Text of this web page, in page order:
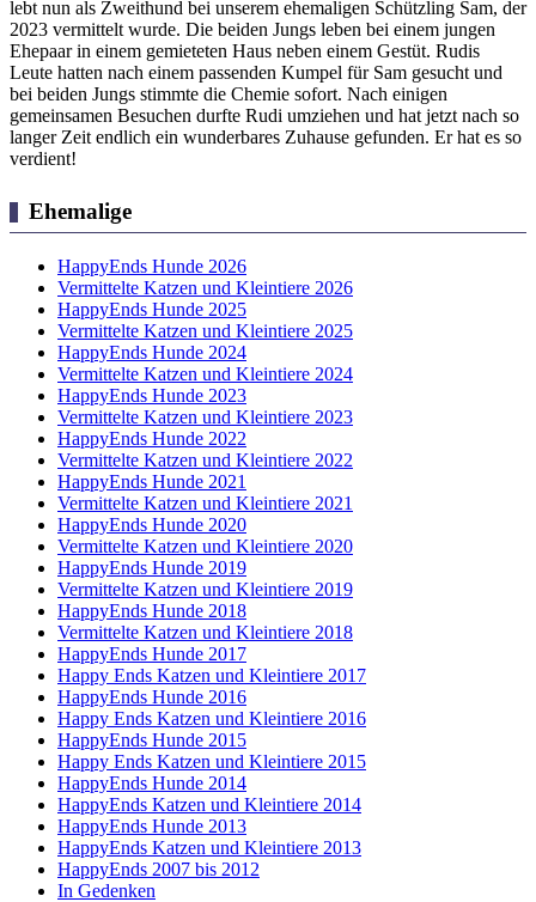
lebt nun als Zweithund bei unserem ehemaligen Schützling Sam, der
2023 vermittelt wurde. Die beiden Jungs leben bei einem jungen
Ehepaar in einem gemieteten Haus neben einem Gestüt. Rudis
Leute hatten nach einem passenden Kumpel für Sam gesucht und
bei beiden Jungs stimmte die Chemie sofort. Nach einigen
gemeinsamen Besuchen durfte Rudi umziehen und hat jetzt nach so
langer Zeit endlich ein wunderbares Zuhause gefunden. Er hat es so
verdient!
Ehemalige
HappyEnds Hunde 2026
Vermittelte Katzen und Kleintiere 2026
HappyEnds Hunde 2025
Vermittelte Katzen und Kleintiere 2025
HappyEnds Hunde 2024
Vermittelte Katzen und Kleintiere 2024
HappyEnds Hunde 2023
Vermittelte Katzen und Kleintiere 2023
HappyEnds Hunde 2022
Vermittelte Katzen und Kleintiere 2022
HappyEnds Hunde 2021
Vermittelte Katzen und Kleintiere 2021
HappyEnds Hunde 2020
Vermittelte Katzen und Kleintiere 2020
HappyEnds Hunde 2019
Vermittelte Katzen und Kleintiere 2019
HappyEnds Hunde 2018
Vermittelte Katzen und Kleintiere 2018
HappyEnds Hunde 2017
Happy Ends Katzen und Kleintiere 2017
HappyEnds Hunde 2016
Happy Ends Katzen und Kleintiere 2016
HappyEnds Hunde 2015
Happy Ends Katzen und Kleintiere 2015
HappyEnds Hunde 2014
HappyEnds Katzen und Kleintiere 2014
HappyEnds Hunde 2013
HappyEnds Katzen und Kleintiere 2013
HappyEnds 2007 bis 2012
In Gedenken